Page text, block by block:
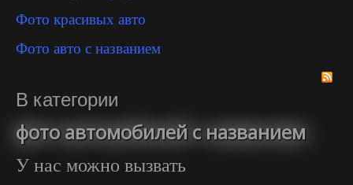
Фото красивых авто
Фото авто с названием
В категории
фото автомобилей с названием
У нас можно вызвать